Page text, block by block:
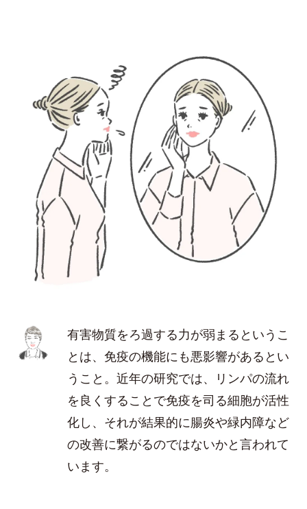
有害物質をろ過する力が弱まるというこ
とは、免疫の機能にも悪影響があるとい
うこと。近年の研究では、リンパの流れ
を良くすることで免疫を司る細胞が活性
化し、それが結果的に腸炎や緑内障など
の改善に繋がるのではないかと言われて
います。